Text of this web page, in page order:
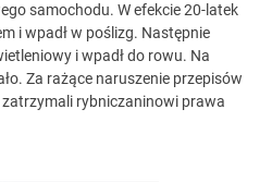
samochodu. W efekcie 20-latek
i wpadł w poślizg. Następnie
i wpadł do rowu. Na
Za rażące naruszenie przepisów
rybniczaninowi prawa